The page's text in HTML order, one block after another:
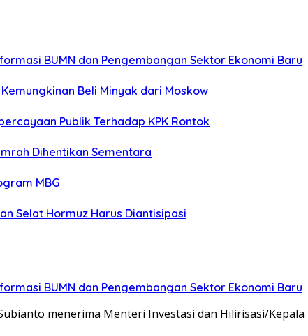
BUMN dan Pengembangan Sektor Ekonomi Baru
Beli Minyak dari Moskow
Publik Terhadap KPK Rontok
Dihentikan Sementara
MBG
Selat Hormuz Harus Diantisipasi
BUMN dan Pengembangan Sektor Ekonomi Baru
menerima Menteri Investasi dan Hilirisasi/